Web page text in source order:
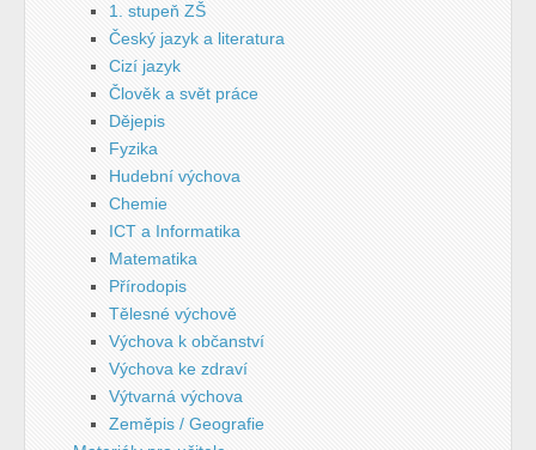
1. stupeň ZŠ
Český jazyk a literatura
Cizí jazyk
Člověk a svět práce
Dějepis
Fyzika
Hudební výchova
Chemie
ICT a Informatika
Matematika
Přírodopis
Tělesné výchově
Výchova k občanství
Výchova ke zdraví
Výtvarná výchova
Zeměpis / Geografie